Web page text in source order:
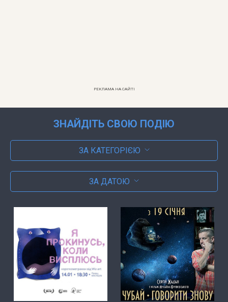
РЕКЛАМА НА САЙТІ
ЗНАЙДІТЬ СВОЮ ПОДІЮ
ЗА КАТЕГОРІЄЮ
ЗА ДАТОЮ